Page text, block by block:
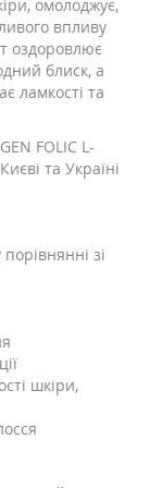
омолоджує,
впливу
оздоровлює
блиск, а
ламкості та
FOLIC L-
та Україні
зі
шкіри,